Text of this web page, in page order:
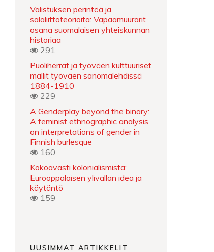
Valistuksen perintöä ja
salaliittoteorioita: Vapaamuurarit
osana suomalaisen yhteiskunnan
historiaa
291
Puoliherrat ja työväen kulttuuriset
mallit työväen sanomalehdissä
1884-1910
229
A Genderplay beyond the binary:
A feminist ethnographic analysis
on interpretations of gender in
Finnish burlesque
160
Kokoavasti kolonialismista:
Eurooppalaisen ylivallan idea ja
käytäntö
159
UUSIMMAT ARTIKKELIT